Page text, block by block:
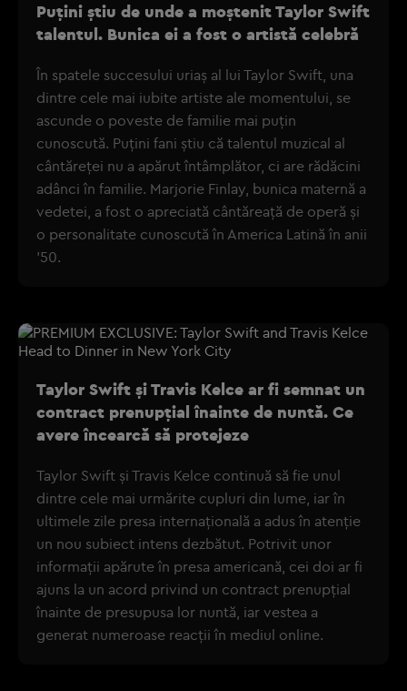
Puțini știu de unde a moștenit Taylor Swift
talentul. Bunica ei a fost o artistă celebră
În spatele succesului uriaș al lui Taylor Swift, una
dintre cele mai iubite artiste ale momentului, se
ascunde o poveste de familie mai puțin
cunoscută. Puțini fani știu că talentul muzical al
cântăreței nu a apărut întâmplător, ci are rădăcini
adânci în familie. Marjorie Finlay, bunica maternă a
vedetei, a fost o apreciată cântăreață de operă și
o personalitate cunoscută în America Latină în anii
'50.
Taylor Swift și Travis Kelce ar fi semnat un
contract prenupțial înainte de nuntă. Ce
avere încearcă să protejeze
Taylor Swift și Travis Kelce continuă să fie unul
dintre cele mai urmărite cupluri din lume, iar în
ultimele zile presa internațională a adus în atenție
un nou subiect intens dezbătut. Potrivit unor
informații apărute în presa americană, cei doi ar fi
ajuns la un acord privind un contract prenupțial
înainte de presupusa lor nuntă, iar vestea a
generat numeroase reacții în mediul online.